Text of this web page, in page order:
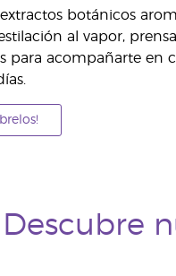
botánicos
al vapor,
para acompañarte en
Descubre